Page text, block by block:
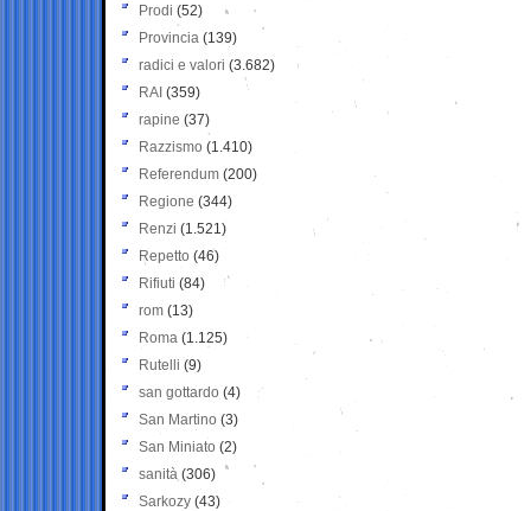
Prodi (52)
Provincia (139)
radici e valori (3.682)
RAI (359)
rapine (37)
Razzismo (1.410)
Referendum (200)
Regione (344)
Renzi (1.521)
Repetto (46)
Rifiuti (84)
rom (13)
Roma (1.125)
Rutelli (9)
san gottardo (4)
San Martino (3)
San Miniato (2)
sanità (306)
Sarkozy (43)